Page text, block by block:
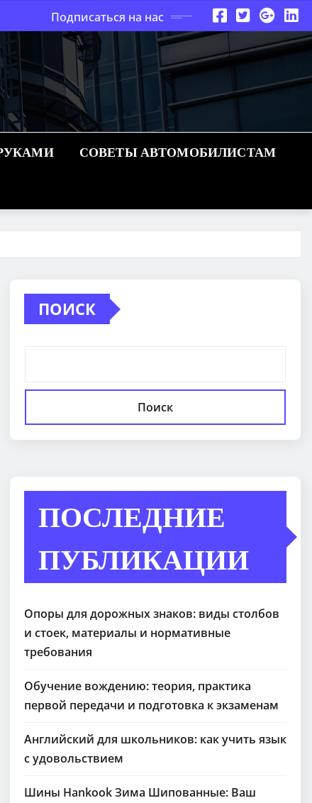
Подписаться на нас
СОВЕТЫ АВТОМОБИЛИСТАМ
ПОИСК
Поиск
ПОСЛЕДНИЕ
ПУБЛИКАЦИИ
Опоры для дорожных знаков: виды столбов
и стоек, материалы и нормативные
требования
Обучение вождению: теория, практика
первой передачи и подготовка к экзаменам
Английский для школьников: как учить язык
с удовольствием
Шины Hankook Зима Шипованные: Ваш